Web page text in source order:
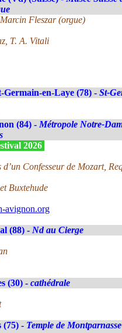
Fleszar (orgue)
T. A. Vitali
Germain-en-Laye (78) - St-
(84) - Métropole Notre-
2026
Confesseur de Mozart,
Buxtehude
avignon.org
(88) - Nd au Cierge
(30) - cathédrale
(75) - Temple de